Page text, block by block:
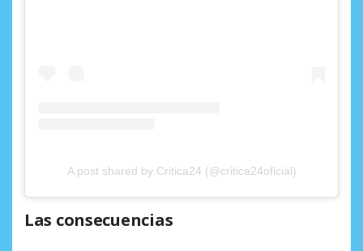
A post shared by Critica24 (@critica24oficial)
Las consecuencias